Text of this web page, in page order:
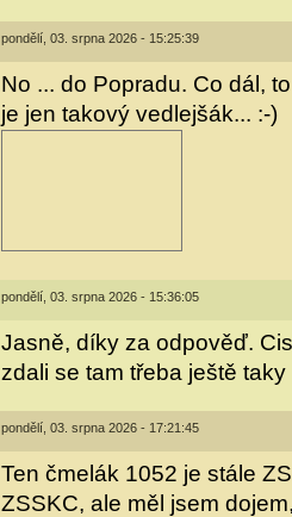
pondělí, 03. srpna 2026 - 15:25:39
No ... do Popradu. Co dál,
je jen takový vedlejšák... :-)
pondělí, 03. srpna 2026 - 15:36:05
Jasně, díky za odpověď.
zdali se tam třeba ještě
pondělí, 03. srpna 2026 - 17:21:45
Ten čmelák 1052 je stále
ZSSKC, ale měl jsem